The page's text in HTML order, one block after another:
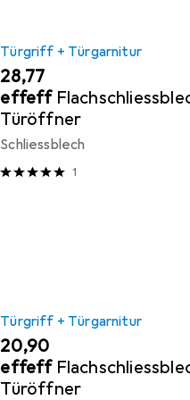
Türgriff + Türgarnitur
EUR
28,77
effeff
Türöffner
Schliessblech
1
Türgriff + Türgarnitur
EUR
20,90
effeff
Türöffner